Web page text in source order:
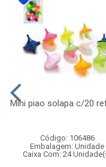
Mini piao solapa c/20
Código: 106486
Embalagem: Unidade
Caixa Com: 24